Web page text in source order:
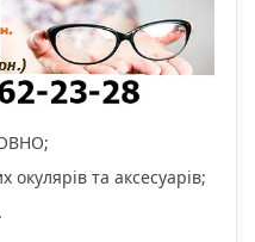
окулярів та аксесуарів;